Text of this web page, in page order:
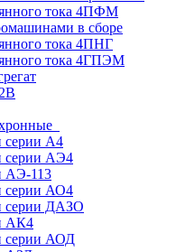
тока 4ПФМ
в сборе
тока 4ПНГ
тока 4ГПЭМ
серии А4
серии АЭ4
АЭ-113
серии АО4
серии ДАЗО
АК4
серии АОД